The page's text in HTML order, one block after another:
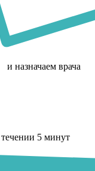
назначаем врача
5 минут